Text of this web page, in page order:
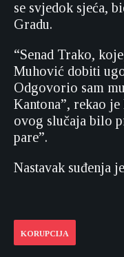
se svjedok sjeća,
Gradu.
“Senad Trako,
Muhović dobiti
Odgovorio sam
Kantona”, rekao
ovog slučaja bilo
pare”.
Nastavak suđenja
KORUPCIJA